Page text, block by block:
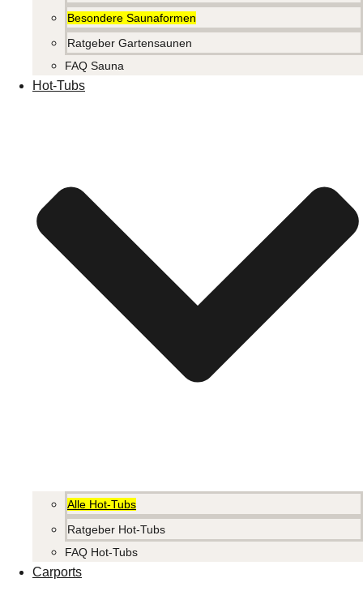
Besondere Saunaformen
Ratgeber Gartensaunen
FAQ Sauna
Hot-Tubs
Alle Hot-Tubs
Ratgeber Hot-Tubs
FAQ Hot-Tubs
Carports